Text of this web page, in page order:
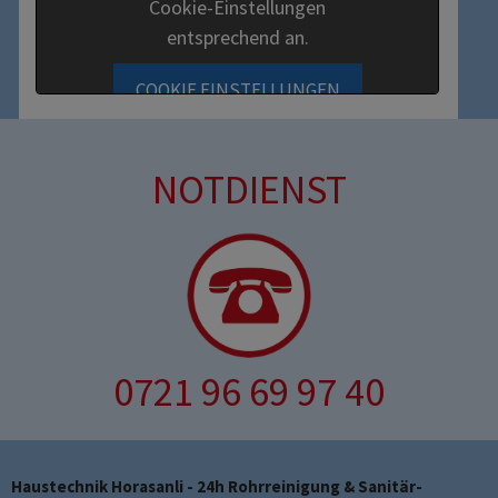
Cookie-Einstellungen
entsprechend an.
COOKIE EINSTELLUNGEN
NOTDIENST
0721 96 69 97 40
Haustechnik Horasanli - 24h Rohrreinigung & Sanitär-